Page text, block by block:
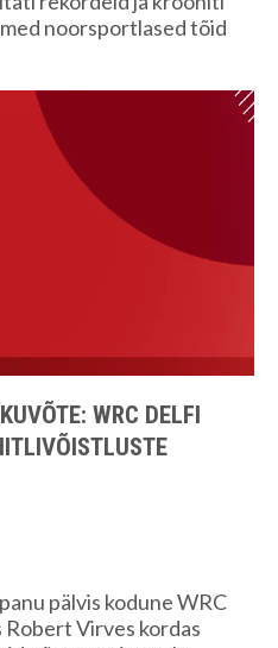
noorsportlased tõid
WRC DELFI
pälvis kodune WRC
Robert Virves kordas